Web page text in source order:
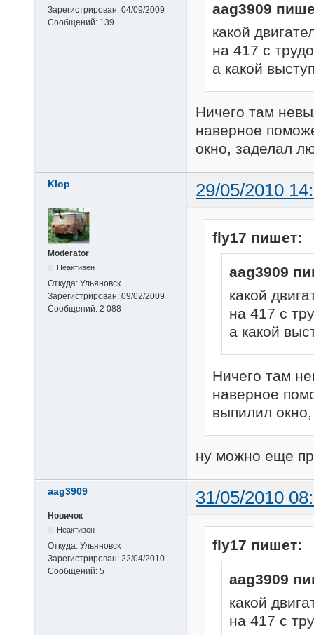
Зарегистрирован: 04/09/2009
Сообщений: 139
aag3909
какой
на 417 с
а какой
Ничего там
наверное
окно, заделал
Klop 29/05/2010
Moderator
Неактивен
Откуда: Ульяновск
Зарегистрирован: 09/02/2009
Сообщений: 2 088
fly17 пишет:
aag3909
какой
на 417 с
а какой
Ничего там
наверное
выпилил
ну можно еще
aag3909 31/05/2010
Новичок
Неактивен
Откуда: Ульяновск
Зарегистрирован: 22/04/2010
Сообщений: 5
fly17 пишет:
aag3909
какой
на 417 с